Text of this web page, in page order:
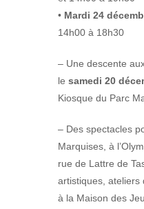
• Mardi 24
14h00 à 18h30
– Une descente
le samedi 20
Kiosque du Parc
– Des spectacles
Marquises, à
rue de Lattre de
artistiques, ateliers
à la Maison des